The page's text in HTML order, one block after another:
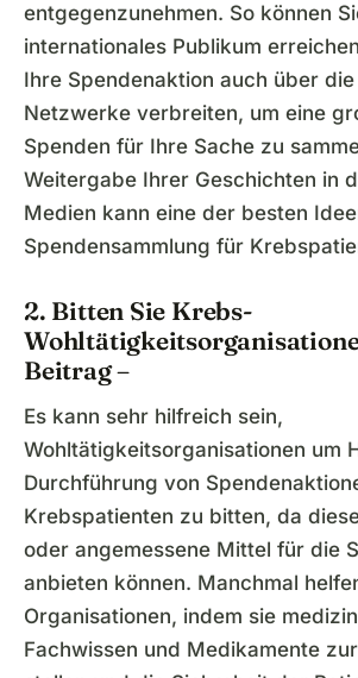
entgegenzunehmen. So können
internationales Publikum
Ihre Spendenaktion auch über
Netzwerke verbreiten, um eine
Spenden für Ihre Sache zu
Weitergabe Ihrer Geschichten in
Medien kann eine der besten
Spendensammlung für
2. Bitten Sie Krebs-
Beitrag –
Es kann sehr hilfreich sein,
Wohltätigkeitsorganisationen um
Durchführung von
Krebspatienten zu bitten, da
oder angemessene Mittel für die
anbieten können. Manchmal
Organisationen, indem sie
Fachwissen und Medikamente